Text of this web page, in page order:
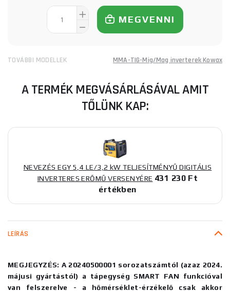
MEGVENNI
TOVÁBBI MODELLEK MMA-TIG-Mig/Mag inverterek Kowax
A TERMÉK MEGVÁSÁRLÁSÁVAL AMIT
TŐLÜNK KAP:
NEVEZÉS EGY 5,4 LE/3,2 kW TELJESÍTMÉNYŰ DIGITÁLIS
INVERTERES ERŐMŰ VERSENYÉRE 431 230 Ft
értékben
LEÍRÁS
MEGJEGYZÉS: A 20240500001 sorozatszámtól (azaz 2024.
májusi gyártástól) a tápegység SMART FAN funkcióval
van felszerelve - a hőmérséklet-érzékelő csak akkor